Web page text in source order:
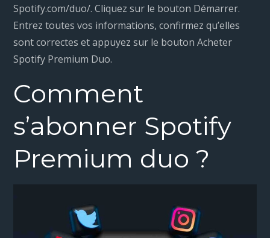
Spotify.com/duo/. Cliquez sur le bouton Démarrer.
Entrez toutes vos informations, confirmez qu’elles
sont correctes et appuyez sur le bouton Acheter
Spotify Premium Duo.
Comment
s’abonner Spotify
Premium duo ?